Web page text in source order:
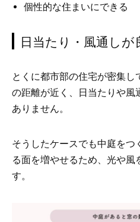
個性的な住まいにできる
日当たり・風通しが
とくに都市部の住宅が密集し
の距離が近く、日当たりや風
ありません。
そうしたケースでも中庭をつ
る面を増やせるため、光や風
す。